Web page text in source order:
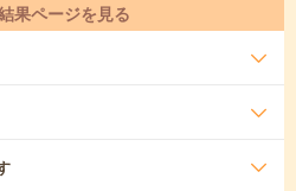
果ページを見る